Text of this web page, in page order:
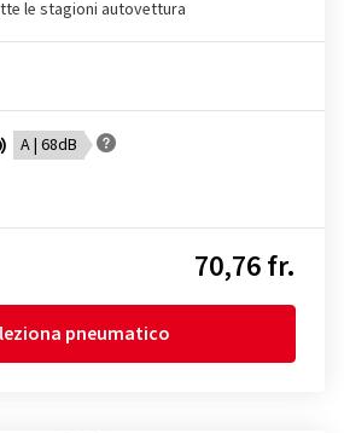
le stagioni autovettura
A | 68dB
70,76 fr.
pneumatico